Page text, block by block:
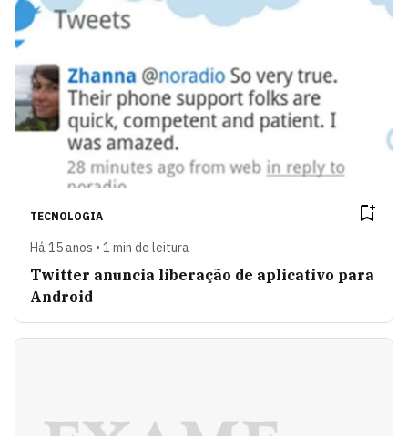
TECNOLOGIA
Há 15 anos • 1 min de leitura
Twitter anuncia liberação de aplicativo para
Android